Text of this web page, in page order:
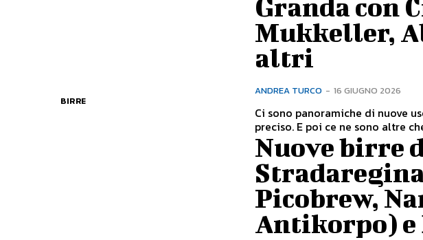
BIRRE
Granda con
Mukkeller,
altri
ANDREA TURCO - 16 GIUGNO 2026
Ci sono panoramiche di nuove
preciso. E poi ce ne sono altre
Nuove birre
Picobrew,
Antikorpo) e